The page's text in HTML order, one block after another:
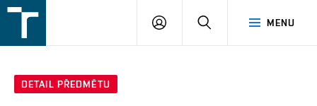
v
MENU
PŘIHLÁŠENÍ
DETAIL PŘEDMĚTU